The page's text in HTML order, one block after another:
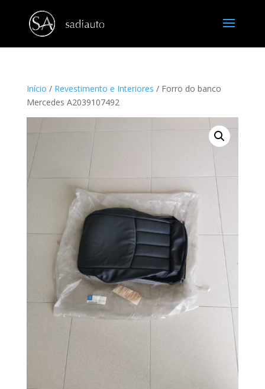
Início / Revestimento e Interiores / Forro do banco
Mercedes A2039107492